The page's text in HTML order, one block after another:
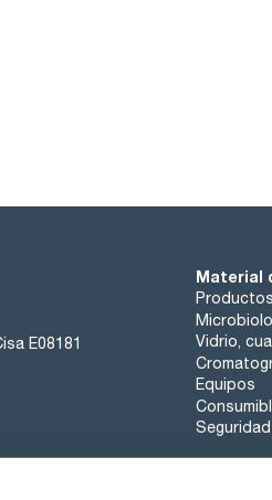
E08181
Material
Vidrio,
Equipos